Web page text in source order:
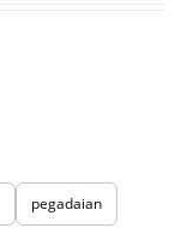
pegadaian